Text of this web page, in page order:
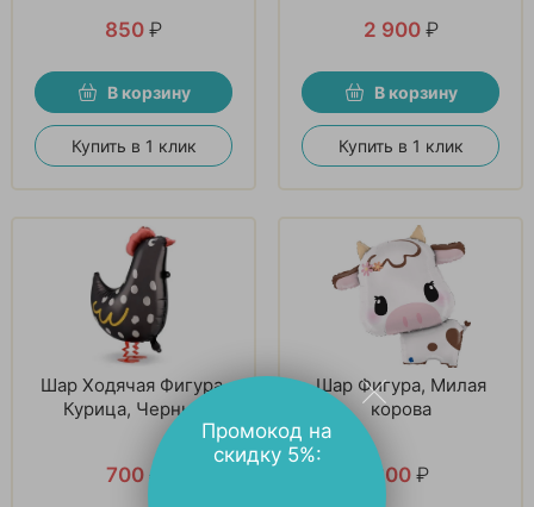
850 ₽
В корзину
Купить в 1 клик
2 900 ₽
В корзину
Купить в 1 клик
Шар Ходячая Фигура,
Курица, Черный
700 ₽
Шар Фигура, Милая
корова
800 ₽
Промокод на
скидку 5%: